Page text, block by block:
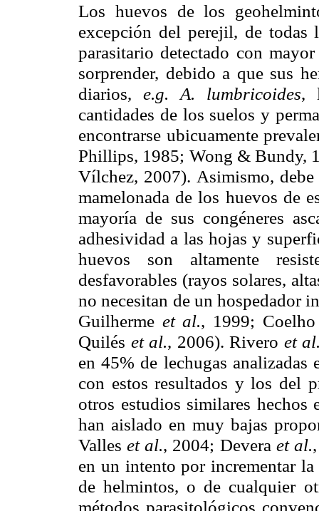
Los huevos de los
excepción del perejil, de todas
parasitario detectado con
sorprender, debido a que sus
diarios, e.g. A. lumbricoides,
cantidades de los suelos y
encontrarse ubicuamente
Phillips, 1985; Wong & Bundy,
Vílchez, 2007). Asimismo, debe
mamelonada de los huevos de
mayoría de sus congéneres
adhesividad a las hojas y
huevos son altamente
desfavorables (rayos solares,
no necesitan de un hospedador
Guilherme et al., 1999;
Quilés et al., 2006). Rivero et
en 45% de lechugas
con estos resultados y los del
otros estudios similares
han aislado en muy bajas
Valleset al., 2004; Devera et al.
en un intento por incrementar
de helmintos, o de cualquier
métodos parasitológicos